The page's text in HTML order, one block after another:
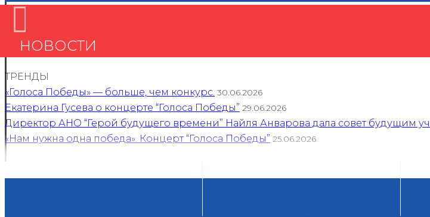
НОВОСТИ
ТРЕНДЫ
«Голоса Победы» — больше, чем конкурс. 30.06.2026
Екатерина Гусева о концерте “Голоса Победы” 29.06.2026
Директор АНО “Герой будущего времени” Найля Анварова дала совет будущим
«Нам нужна одна победа». Концерт “Голоса Победы” 25.06.2026